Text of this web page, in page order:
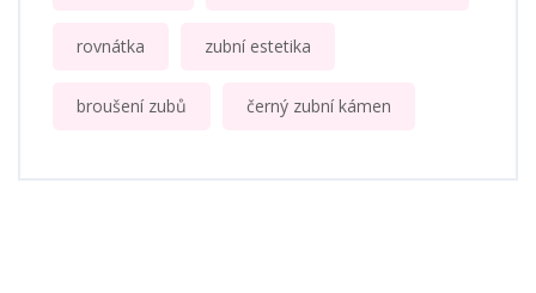
rovnátka zubní estetika
broušení zubů černý zubní kámen